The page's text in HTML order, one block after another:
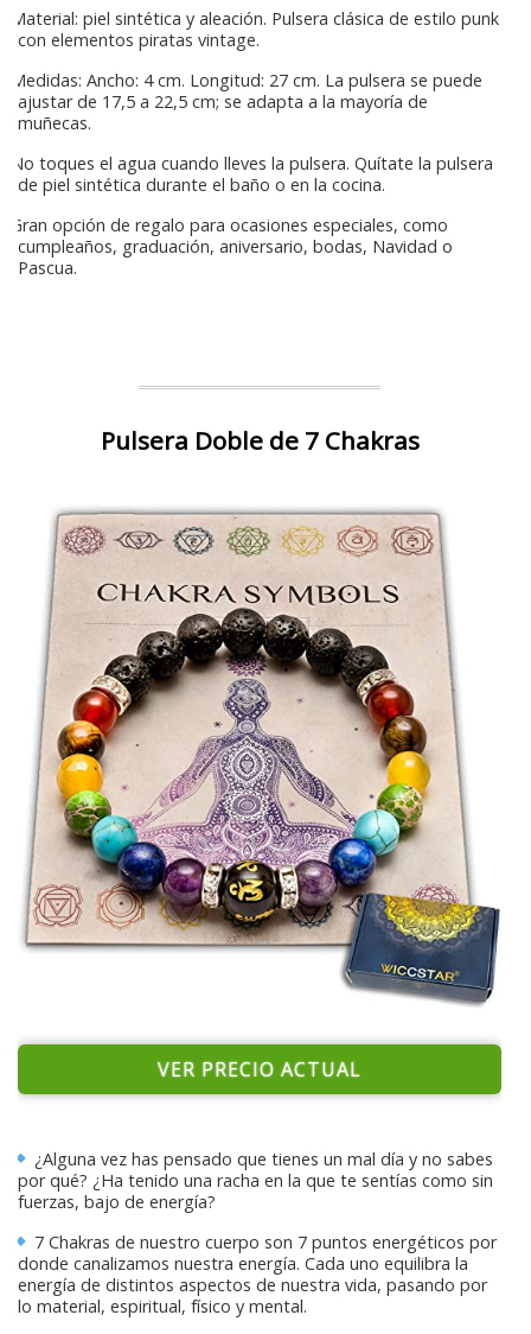
Material: piel sintética y aleación. Pulsera clásica de estilo punk
con elementos piratas vintage.
Medidas: Ancho: 4 cm. Longitud: 27 cm. La pulsera se puede
ajustar de 17,5 a 22,5 cm; se adapta a la mayoría de
muñecas.
No toques el agua cuando lleves la pulsera. Quítate la pulsera
de piel sintética durante el baño o en la cocina.
Gran opción de regalo para ocasiones especiales, como
cumpleaños, graduación, aniversario, bodas, Navidad o
Pascua.
Pulsera Doble de 7 Chakras
VER PRECIO ACTUAL
¿Alguna vez has pensado que tienes un mal día y no sabes
por qué? ¿Ha tenido una racha en la que te sentías como sin
fuerzas, bajo de energía?
7 Chakras de nuestro cuerpo son 7 puntos energéticos por
donde canalizamos nuestra energía. Cada uno equilibra la
energía de distintos aspectos de nuestra vida, pasando por
lo material, espiritual, físico y mental.